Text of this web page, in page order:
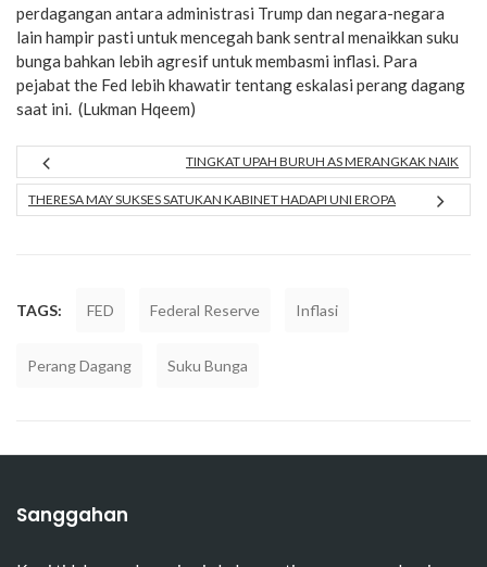
perdagangan antara administrasi Trump dan negara-negara
lain hampir pasti untuk mencegah bank sentral menaikkan suku
bunga bahkan lebih agresif untuk membasmi inflasi. Para
pejabat the Fed lebih khawatir tentang eskalasi perang dagang
saat ini. (Lukman Hqeem)
TINGKAT UPAH BURUH AS MERANGKAK NAIK
THERESA MAY SUKSES SATUKAN KABINET HADAPI UNI EROPA
TAGS: FED Federal Reserve Inflasi
Perang Dagang Suku Bunga
Sanggahan